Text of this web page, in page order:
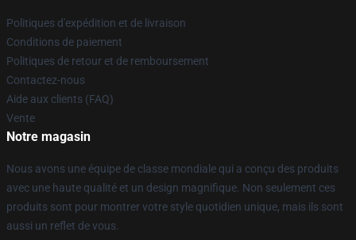
Politiques d'expédition et de livraison
Conditions de paiement
Politiques de retour et de remboursement
Contactez-nous
Aide aux clients (FAQ)
Vente
Notre magasin
Nous avons une équipe de classe mondiale qui a conçu des produits
avec une haute qualité et un design magnifique. Non seulement ces
produits sont pour montrer votre style quotidien unique, mais ils sont
aussi un reflet de vous.